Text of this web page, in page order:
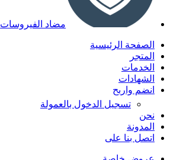
مضاد الفيروسات
الصفحة الرئيسية
المتجر
الخدمات
الشهادات
انضم واربح
تسجيل الدخول بالعمولة
نحن
المدونة
اتصل بنا على